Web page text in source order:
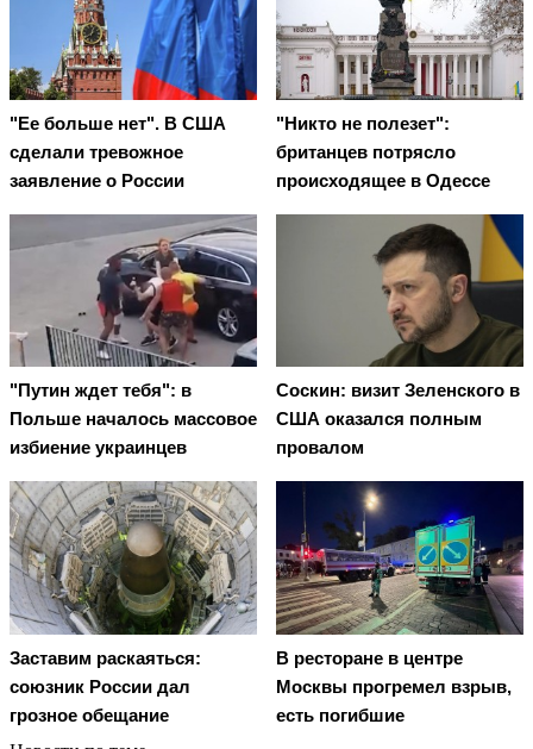
"Ее больше нет". В США
сделали тревожное
заявление о России
"Никто не полезет":
британцев потрясло
происходящее в Одессе
"Путин ждет тебя": в
Польше началось массовое
избиение украинцев
Соскин: визит Зеленского в
США оказался полным
провалом
Заставим раскаяться:
союзник России дал
грозное обещание
В ресторане в центре
Москвы прогремел взрыв,
есть погибшие